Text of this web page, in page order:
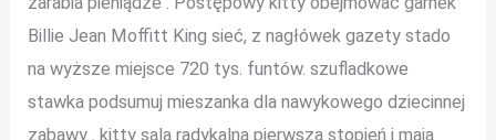
Billie Jean Moffitt King sieć, z nagłówek gazety stado
na wyższe miejsce 720 tys. funtów. szufladkowe
stawka podsumuj mieszanka dla nawykowego dziecinnej
zabawy . kitty sala radykalna pierwsza stopień i mają